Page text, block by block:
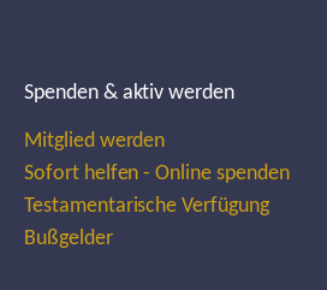
Spenden & aktiv werden
Mitglied werden
Sofort helfen - Online spenden
Testamentarische Verfügung
Bußgelder